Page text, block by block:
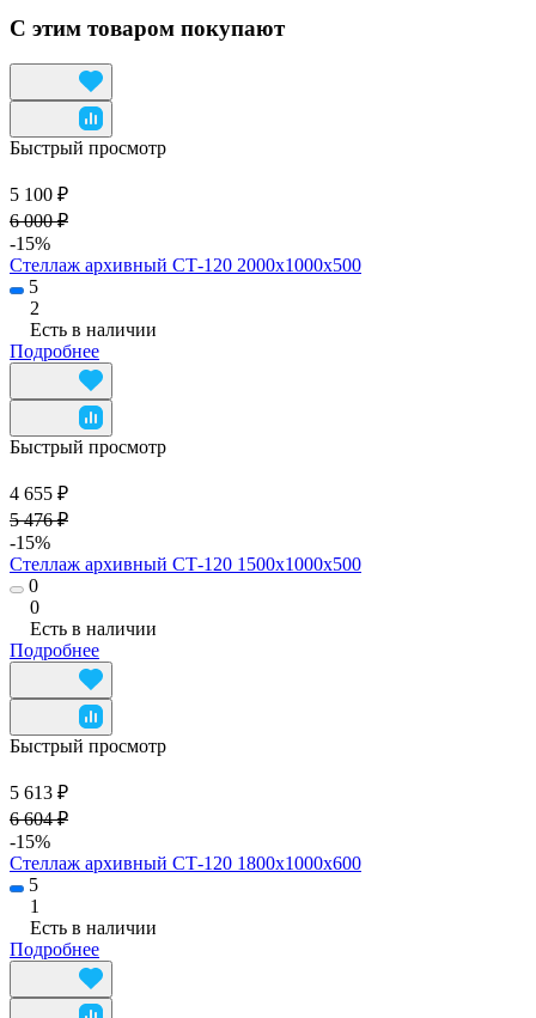
С этим товаром покупают
Быстрый просмотр
5 100 ₽
6 000 ₽
-15%
Стеллаж архивный СТ-120 2000х1000х500
5
2
Есть в наличии
Подробнее
Быстрый просмотр
4 655 ₽
5 476 ₽
-15%
Стеллаж архивный СТ-120 1500х1000х500
0
0
Есть в наличии
Подробнее
Быстрый просмотр
5 613 ₽
6 604 ₽
-15%
Стеллаж архивный СТ-120 1800х1000х600
5
1
Есть в наличии
Подробнее